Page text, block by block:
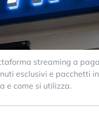
streaming a
esclusivi e pacchetti
e come si utilizza.